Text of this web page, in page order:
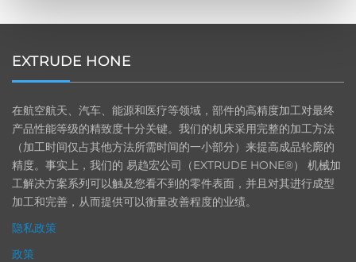
EXTRUDE HONE
在航空航天、汽车、能源和医疗等领域，部件的高精度加工对最终
产品性能等级的精致度十分关键。我们的机床采用完整的加工方法
（加工时间仅占其他方法所需时间的一小部分）来提高成品轮廓的
精度。事实上，我们的 易趋宏公司（EXTRUDE HONE®） 机械加
工解决方案系列可以触及您看不到的零件表面，并且对其进行成型
加工和完善，从而提供可以衡量改善程度的业绩。
隐私政策
政策